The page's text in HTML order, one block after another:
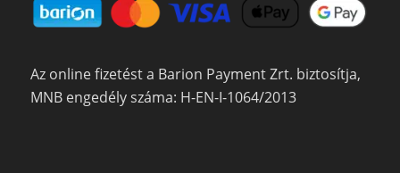
Az online fizetést a Barion Payment Zrt. biztosítja,
MNB engedély száma: H-EN-I-1064/2013